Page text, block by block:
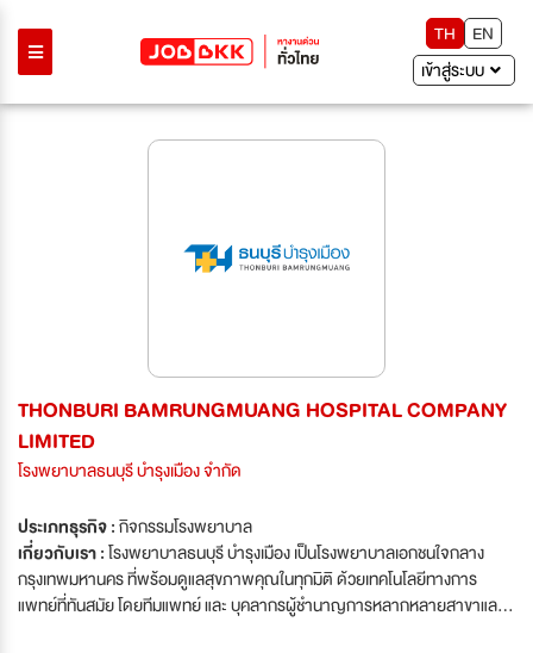
TH
EN
เข้าสู่ระบบ
THONBURI BAMRUNGMUANG HOSPITAL COMPANY
LIMITED
โรงพยาบาลธนบุรี บำรุงเมือง จำกัด
ประเภทธุรกิจ :กิจกรรมโรงพยาบาล
เกี่ยวกับเรา :โรงพยาบาลธนบุรี บำรุงเมือง เป็นโรงพยาบาลเอกชนใจกลาง
กรุงเทพมหานคร ที่พร้อมดูแลสุขภาพคุณในทุกมิติ ด้วยเทคโนโลยีทางการ
แพทย์ที่ทันสมัย โดยทีมแพทย์ และ บุคลากรผู้ชำนาญการหลากหลายสาขาและ